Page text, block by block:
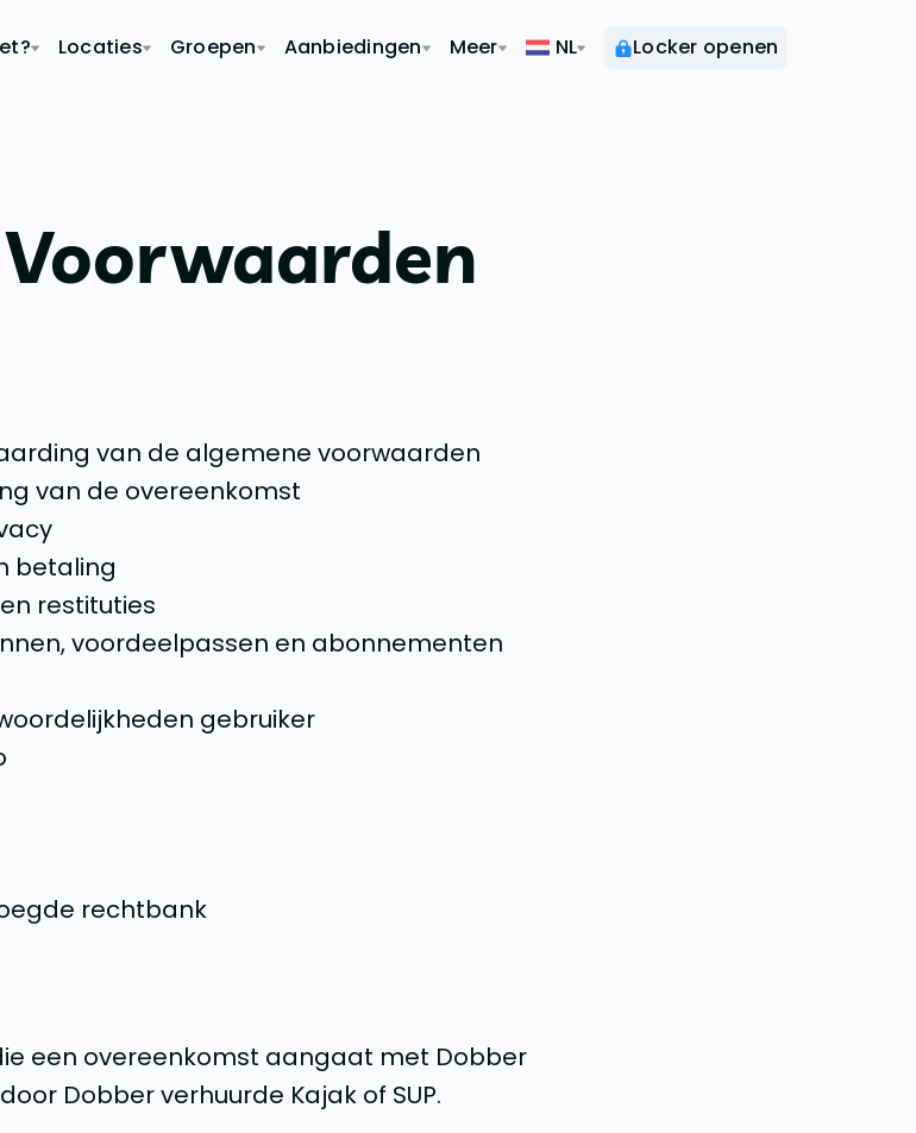
Locaties Groepen Aanbiedingen Meer NL Locker openen
van de algemene voorwaarden
van de overeenkomst
betaling
restituties
voordeelpassen en abonnementen
gebruiker
rechtbank
een overeenkomst aangaat met Dobber
Dobber verhuurde Kajak of SUP.